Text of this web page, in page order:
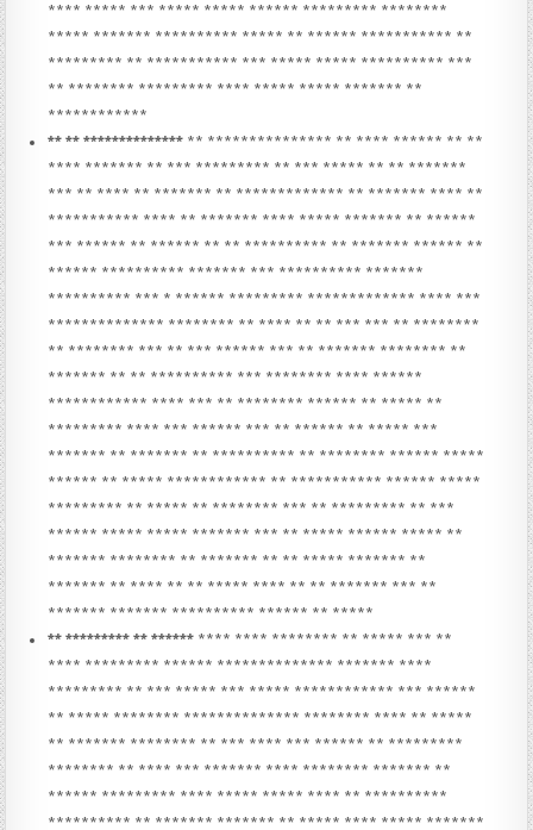
**** ***** *** ***** ***** ****** ********* ********
***** ******* ********** ***** ** ****** *********** **
********* ** *********** *** ***** ***** ********** ***
** ******** ********* **** ***** ***** ******* **
************
** ** ************** ** *************** ** **** ****** ** **
**** ******* ** *** ********* ** *** ***** ** ** *******
*** ** **** ** ******* ** ************* ** ******* **** **
*********** **** ** ******* **** ***** ******* ** ******
*** ****** ** ****** ** ** ********** ** ******* ****** **
****** ********** ******* *** ********** *******
********** *** * ****** ********* ************* **** ***
************** ******** ** **** ** ** *** *** ** ********
** ******** *** ** *** ****** *** ** ******* ******** **
******* ** ** ********** *** ******** **** ******
************ **** *** ** ******** ****** ** ***** **
********* **** *** ****** *** ** ****** ** ***** ***
******* ** ******* ** ********** ** ******** ****** *****
****** ** ***** ************ ** *********** ****** *****
********* ** ***** ** ******** *** ** ********* ** ***
****** ***** ***** ******* *** ** ***** ****** ***** **
******* ******** ** ******* ** ** ***** ******* **
******* ** **** ** ** ***** **** ** ** ******* *** **
******* ******* ********** ****** ** *****
** ********* ** ****** **** **** ******** ** ***** *** **
**** ********* ****** ************** ******* ****
********* ** *** ***** *** ***** ************ *** ******
** ***** ******** ************** ******** **** ** *****
** ******* ******** ** *** **** *** ****** ** *********
******** ** **** *** ******* **** ******** ******* **
****** ********* **** ***** ***** **** ** **********
********** ** ******* ******* ** ***** **** ***** *******